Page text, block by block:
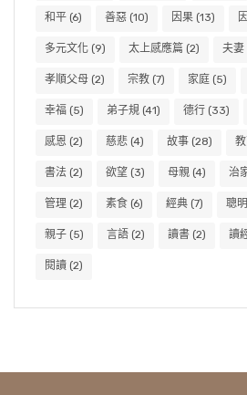
和平 (6) 善惡 (10) 因果 (13)
多元文化 (9) 太上感應篇 (2) 夫妻
孝順父母 (2) 宗教 (7) 家庭 (5)
幸福 (5) 弟子規 (41) 德行 (33)
感恩 (2) 慈悲 (4) 故事 (28)
書法 (2) 欲望 (3) 母親 (4) 治
管理 (2) 素食 (6) 經典 (7) 聰明
親子 (5) 言語 (2) 讀書 (2) 讀
閱讀 (2)